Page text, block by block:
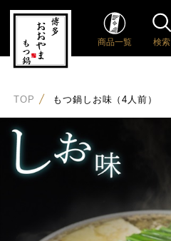
商品一覧 検索
TOP もつ鍋しお味（4人前）